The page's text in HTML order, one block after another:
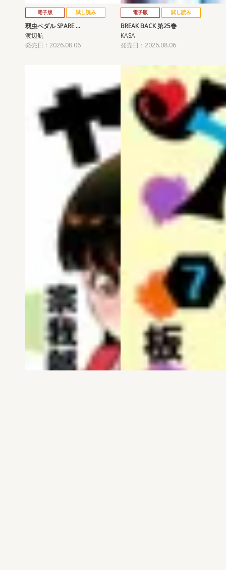
電子版 試し読み
弱虫ペダル SPARE …
渡辺航
発売日：2026.08.06
電子版 試し読み
BREAK BACK 第25巻
KASA
発売日：2026.08.06